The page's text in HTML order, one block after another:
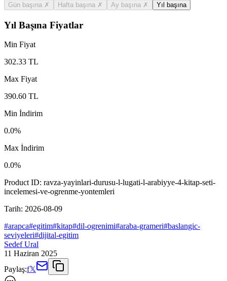
Gün başına ✗ Hafta başına ✗ Ay başına ✗ Yıl başına
Yıl Başına Fiyatlar
Min Fiyat
302.33 TL
Max Fiyat
390.60 TL
Min İndirim
0.0%
Max İndirim
0.0%
Product ID: ravza-yayinlari-durusu-l-lugati-l-arabiyye-4-kitap-seti-
incelemesi-ve-ogrenme-yontemleri
Tarih: 2026-08-09
#arapca#egitim#kitap#dil-ogrenimi#araba-grameri#baslangic-
seviyeleri#dijital-egitim
Sedef Ural
11 Haziran 2025
Paylaş:f𝕏